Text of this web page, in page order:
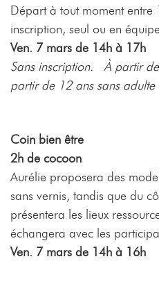
Départ à tout moment entre
inscription, seul ou en
Ven. 7 mars de 14h à 17h
Sans inscription. À partir
partir de 12 ans sans adulte
Coin bien être
2h de cocoon
Aurélie proposera des
sans vernis, tandis que du
présentera les lieux
échangera avec les
Ven. 7 mars de 14h à 16h